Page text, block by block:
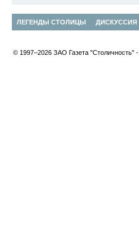
ЛЕГЕНДЫ СТОЛИЦЫ ДИСКУССИЯ
© 1997–2026 ЗАО Газета "Столичность" -